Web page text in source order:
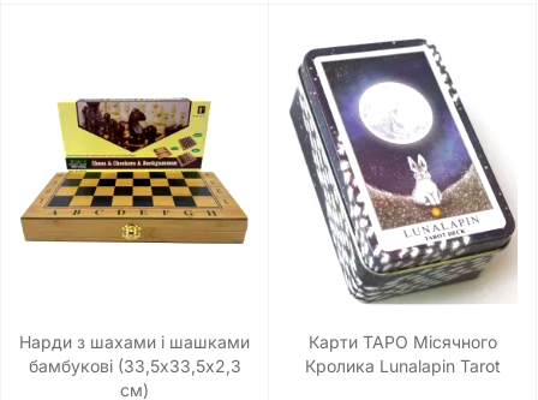
Нарди з шахами і шашками
бамбукові (33,5х33,5х2,3
см)
Карти ТАРО Місячного
Кролика Lunalapin Tarot